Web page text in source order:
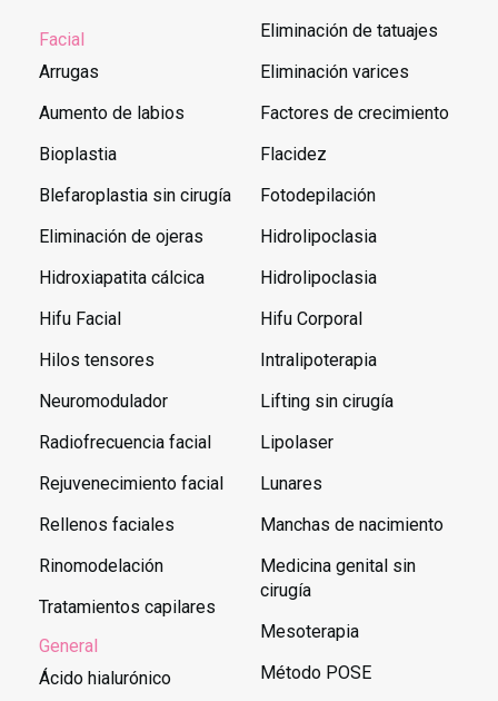
Facial
Arrugas
Aumento de labios
Bioplastia
Blefaroplastia sin cirugía
Eliminación de ojeras
Hidroxiapatita cálcica
Hifu Facial
Hilos tensores
Neuromodulador
Radiofrecuencia facial
Rejuvenecimiento facial
Rellenos faciales
Rinomodelación
Tratamientos capilares
General
Ácido hialurónico
Eliminación de tatuajes
Eliminación varices
Factores de crecimiento
Flacidez
Fotodepilación
Hidrolipoclasia
Hidrolipoclasia
Hifu Corporal
Intralipoterapia
Lifting sin cirugía
Lipolaser
Lunares
Manchas de nacimiento
Medicina genital sin
cirugía
Mesoterapia
Método POSE